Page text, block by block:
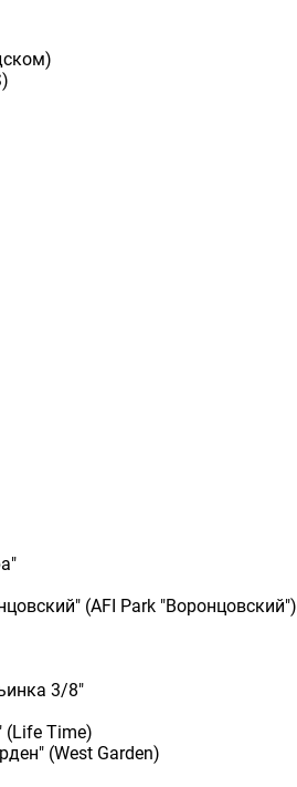
(AFI Park "Воронцовский")
3/8"
Time)
(West Garden)